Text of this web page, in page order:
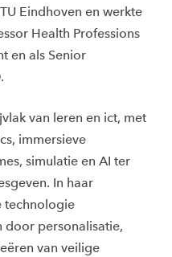
Eindhoven en werkte
Health Professions
en als Senior
van leren en ict, met
immersieve
simulatie en AI ter
In haar
technologie
door personalisatie,
van veilige